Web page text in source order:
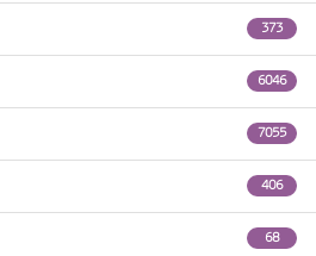
373
6046
7055
406
68